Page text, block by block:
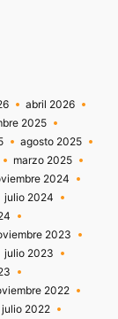
abril 2026
2025
agosto 2025
marzo 2025
2024
julio 2024
2023
julio 2023
2022
julio 2022